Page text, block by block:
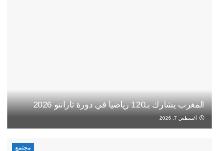
المغرب يشارك بـ120 رياضيا في دورة تارانتو 2026
أغسطس 7, 2026
مجتمع